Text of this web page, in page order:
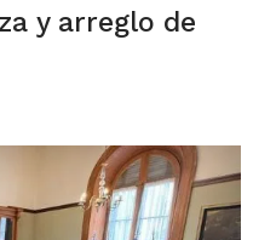
y arreglo de